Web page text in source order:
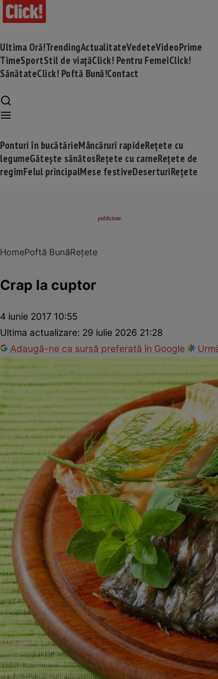
Ultima Oră!TrendingActualitateVedeteVideoPrime
TimeSportStil de viațăClick! Pentru FemeiClick!
SănătateClick! Poftă Bună!Contact
Ponturi în bucătărieMâncăruri rapideRețete cu
legumeGătește sănătosRețete cu carneRețete de
regimFelul principalMese festiveDeserturiRețete
HomePoftă BunăRețete
Crap la cuptor
4 iunie 2017 10:55
Ultima actualizare: 29 iulie 2026 21:28
Adaugă-ne ca sursă preferată în Google